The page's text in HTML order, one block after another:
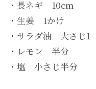
・長ネギ 10cm
・生姜 1かけ
・サラダ油 大さじ1
・レモン 半分
・塩 小さじ半分